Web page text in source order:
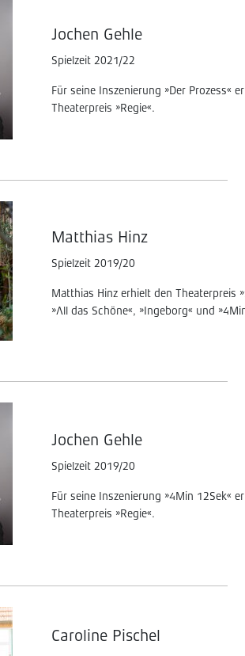
Jochen Gehle
Spielzeit 2021/22
Für seine Inszenierung »Der Prozess«
Theaterpreis »Regie«.
Matthias Hinz
Spielzeit 2019/20
Matthias Hinz erhielt den Theaterpreis
»All das Schöne«, »Ingeborg« und
Jochen Gehle
Spielzeit 2019/20
Für seine Inszenierung »4Min 12Sek«
Theaterpreis »Regie«.
Caroline Pischel